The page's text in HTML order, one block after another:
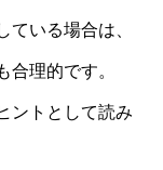
ている場合は、
理的です。
ントとして読み